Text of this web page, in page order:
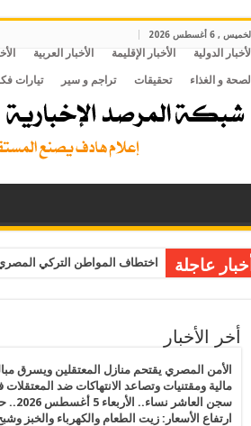
الخميس , 6 أغسطس 2026
الأخبار الدولية الأخبار الإقليمة الأخبار العربية
الصحة و الغذاء تحقيقات تراجم و سير تيارات
أخبار عاجلة اختطاف المواطن التركي
أخر الأخبار
الأمن المصري يقتحم منازل المعتقلين ويسرق
مالية ومقتنيات وتصاعد الانتهاكات ضد المعتقلات
سجن العاشر نساء..
ارتفاع الأسعار: زيت الطعام والكهرباء والخبز